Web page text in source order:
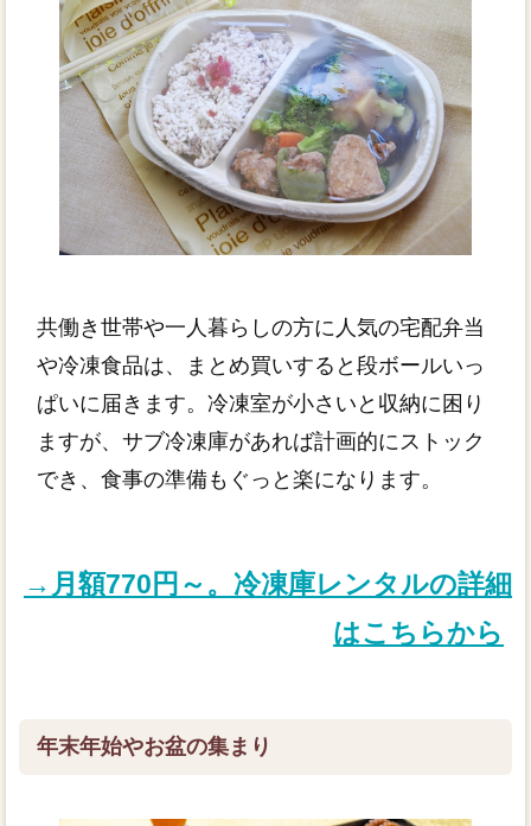
共働き世帯や一人暮らしの方に人気の宅配弁当
や冷凍食品は、まとめ買いすると段ボールいっ
ぱいに届きます。冷凍室が小さいと収納に困り
ますが、サブ冷凍庫があれば計画的にストック
でき、食事の準備もぐっと楽になります。
→月額770円～。冷凍庫レンタルの詳細
はこちらから
年末年始やお盆の集まり